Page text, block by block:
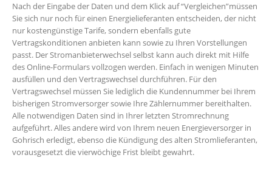
Nach der Eingabe der Daten und dem Klick auf “Vergleichen”müssen
Sie sich nur noch für einen Energielieferanten entscheiden, der nicht
nur kostengünstige Tarife, sondern ebenfalls gute
Vertragskonditionen anbieten kann sowie zu Ihren Vorstellungen
passt. Der Stromanbieterwechsel selbst kann auch direkt mit Hilfe
des Online-Formulars vollzogen werden. Einfach in wenigen Minuten
ausfüllen und den Vertragswechsel durchführen. Für den
Vertragswechsel müssen Sie lediglich die Kundennummer bei Ihrem
bisherigen Stromversorger sowie Ihre Zählernummer bereithalten.
Alle notwendigen Daten sind in Ihrer letzten Stromrechnung
aufgeführt. Alles andere wird von Ihrem neuen Energieversorger in
Gohrisch erledigt, ebenso die Kündigung des alten Stromlieferanten,
vorausgesetzt die vierwöchige Frist bleibt gewahrt.